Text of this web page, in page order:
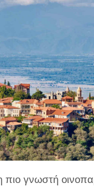
πιο γνωστή